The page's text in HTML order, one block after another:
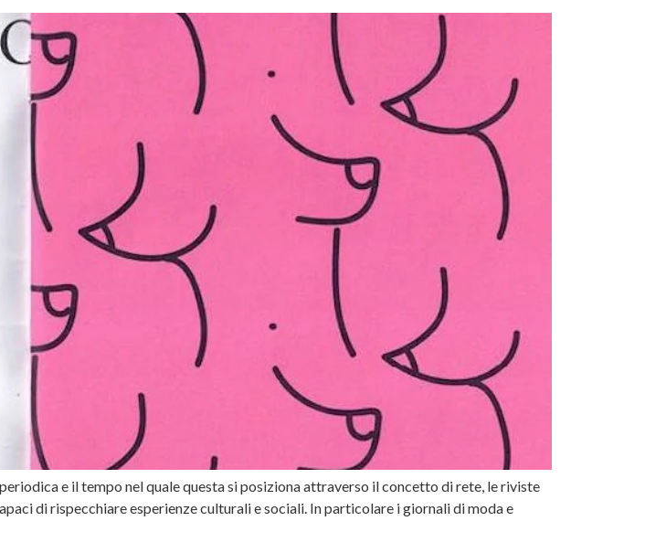
e il tempo nel quale questa si posiziona attraverso il concetto di rete, le riviste
di rispecchiare esperienze culturali e sociali. In particolare i giornali di moda e